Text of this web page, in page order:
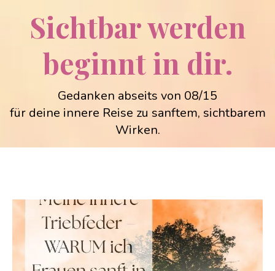
Sichtbar werden
beginnt in dir.
Gedanken abseits von 08/15
für deine innere Reise zu sanftem, sichtbarem
Wirken.